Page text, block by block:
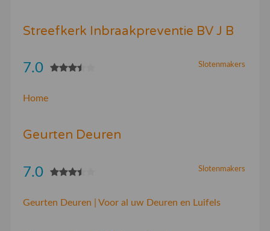
Streefkerk Inbraakpreventie BV J B
Slotenmakers
7.0
Home
Geurten Deuren
Slotenmakers
7.0
Geurten Deuren | Voor al uw Deuren en Luifels